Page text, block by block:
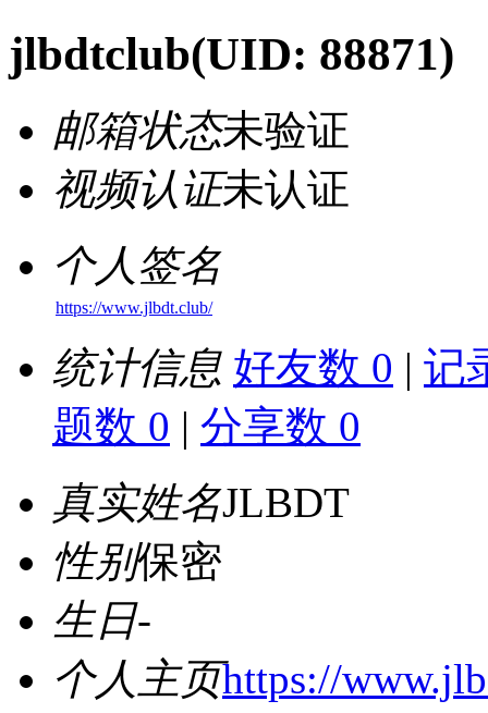
jlbdtclub(UID: 88871)
邮箱状态未验证
视频认证未认证
个人签名
https://www.jlbdt.club/
统计信息 好友数 0 | 记
题数 0 | 分享数 0
真实姓名JLBDT
性别保密
生日-
个人主页https://